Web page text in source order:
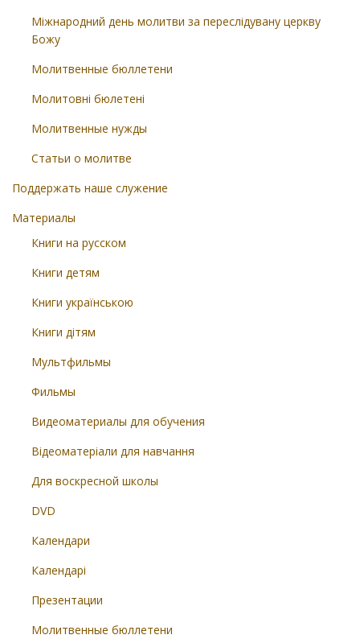
Міжнародний день молитви за переслідувану церкву
Божу
Молитвенные бюллетени
Молитовні бюлетені
Молитвенные нужды
Статьи о молитве
Поддержать наше служение
Материалы
Книги на русском
Книги детям
Книги українською
Книги дітям
Мультфильмы
Фильмы
Видеоматериалы для обучения
Відеоматеріали для навчання
Для воскресной школы
DVD
Календари
Календарі
Презентации
Молитвенные бюллетени